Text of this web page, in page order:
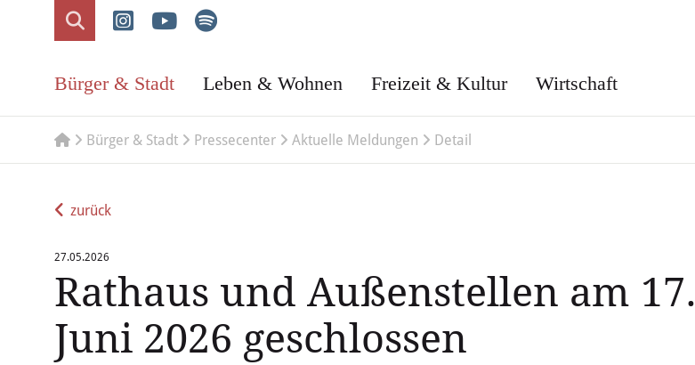
Bürger & Stadt Leben & Wohnen Freizeit & Kultur Wirtschaft
Bürger & Stadt Pressecenter Aktuelle Meldungen Detail
zurück
27.05.2026
Rathaus und Außenstellen am 17.
Juni 2026 geschlossen